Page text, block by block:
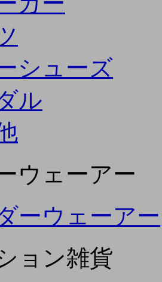
シューズ
ル
ウェーアー
ーウェーアー
ョン雑貨